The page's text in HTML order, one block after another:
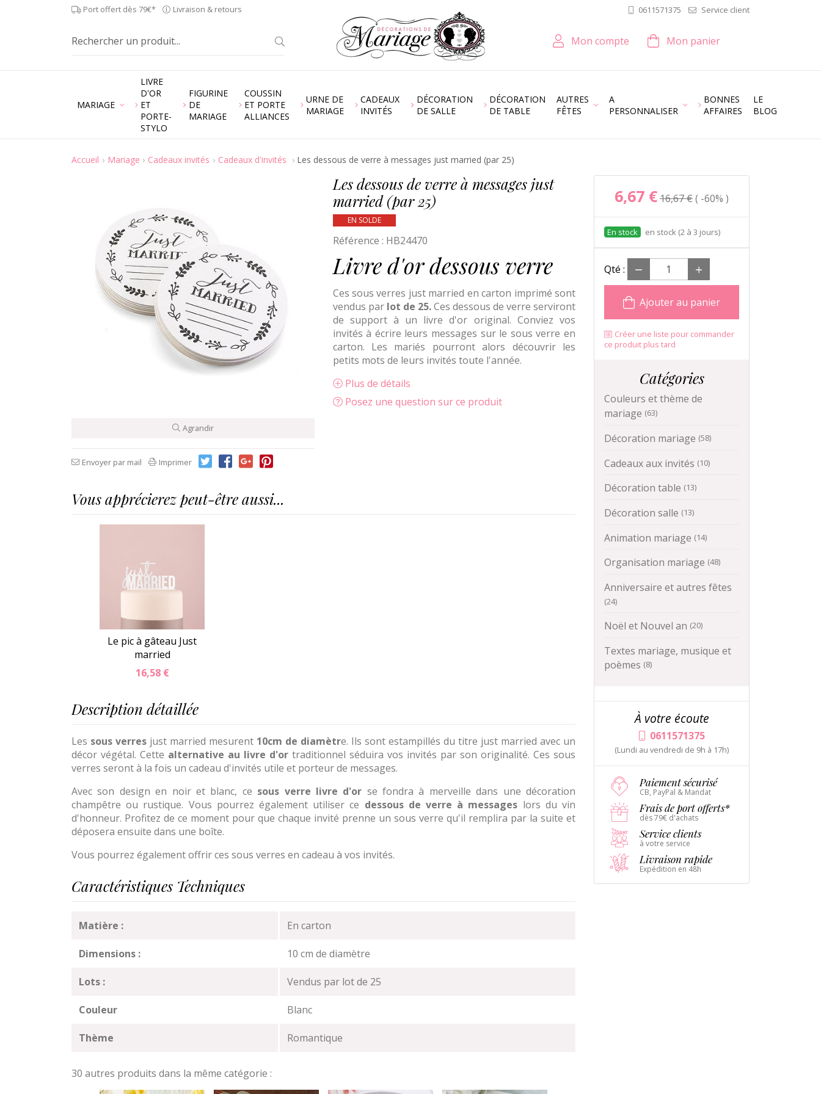
Port offert dès 79€* Livraison & retours 0611571375 Service client
Mon compte Mon panier
MARIAGE
LIVRE
D'OR
ET
PORTE-
STYLO
FIGURINE
DE
MARIAGE
COUSSIN
ET PORTE
ALLIANCES
URNE DE
MARIAGE
CADEAUX
INVITÉS
DÉCORATION
DE SALLE
DÉCORATION
DE TABLE
AUTRES
FÊTES
A
PERSONNALISER
BONNES
AFFAIRES
LE
BLOG
Accueil Mariage Cadeaux invités Cadeaux d'invités Les dessous de verre à messages just married (par 25)
Agrandir
Envoyer par mail Imprimer
Les dessous de verre à messages just
married (par 25)
EN SOLDE
Référence : HB24470
Livre d'or dessous verre
Ces sous verres just married en carton imprimé sont
vendus par lot de 25.Ces dessous de verre serviront
de support à un livre d'or original. Conviez vos
invités à écrire leurs messages sur le sous verre en
carton. Les mariés pourront alors découvrir les
petits mots de leurs invités toute l'année.
Plus de détails
Posez une question sur ce produit
Vous apprécierez peut-être aussi...
Le pic à gâteau Just
married
16,58 €
Description détaillée
Les sous verres just married mesurent 10cm de diamètre. Ils sont estampillés du titre just married avec un
décor végétal. Cette alternative au livre d'or traditionnel séduira vos invités par son originalité. Ces sous
verres seront à la fois un cadeau d'invités utile et porteur de messages.
Avec son design en noir et blanc, ce sous verre livre d'or se fondra à merveille dans une décoration
champêtre ou rustique. Vous pourrez également utiliser ce dessous de verre à messages lors du vin
d'honneur. Profitez de ce moment pour que chaque invité prenne un sous verre qu'il remplira par la suite et
déposera ensuite dans une boîte.
Vous pourrez également offrir ces sous verres en cadeau à vos invités.
Caractéristiques Techniques
Matière : En carton
Dimensions : 10 cm de diamètre
Lots : Vendus par lot de 25
Couleur Blanc
Thème Romantique
30 autres produits dans la même catégorie :
6,67 €16,67 € -60%
en stock (2 à 3 jours)
Qté :
Ajouter au panier
Créer une liste pour commander
ce produit plus tard
Catégories
Couleurs et thème de
mariage (63)
Décoration mariage (58)
Cadeaux aux invités (10)
Décoration table (13)
Décoration salle (13)
Animation mariage (14)
Organisation mariage (48)
Anniversaire et autres fêtes
(24)
Noël et Nouvel an (20)
Textes mariage, musique et
poèmes (8)
À votre écoute
0611571375
(Lundi au vendredi de 9h à 17h)
Paiement sécurisé
CB, PayPal & Mandat
Frais de port offerts*
dès 79€ d'achats
Service clients
à votre service
Livraison rapide
Expédition en 48h